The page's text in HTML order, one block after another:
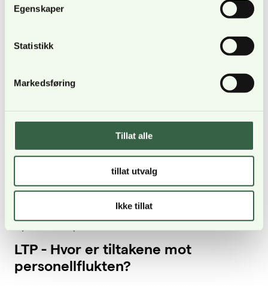
Egenskaper
Statistikk
Markedsføring
Tillat alle
tillat utvalg
Ikke tillat
LTP - Hvor er tiltakene mot
personellflukten?